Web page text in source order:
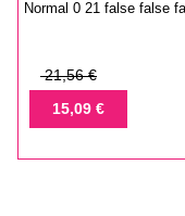
Normal 0 21 false false
Prix
base
21,56 €
Prix15,09 €